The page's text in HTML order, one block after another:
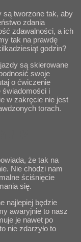
są tworzone tak, aby
zdania
zdawalności, a ich
tak na prawdę
godzin?
są skierowane
swoje
o ćwiczenie
świadomości i
w zakręcie nie jest
torach.
że tak na
Nie chodzi nam
ściśnięcie
się.
najlepiej będzie
awaryjnie to nasz
je nawet po
nie zdarzyło to